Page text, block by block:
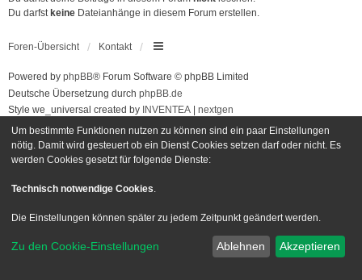
Du darfst keine Dateianhänge in diesem Forum erstellen.
Foren-Übersicht Kontakt
Powered by phpBB® Forum Software © phpBB Limited
Deutsche Übersetzung durch phpBB.de
Style we_universal created by INVENTEA
nextgen
Datenschutz
| Nutzungsbedingungen
Um bestimmte Funktionen nutzen zu können sind ein paar Einstellungen
nötig. Damit wird gesteuert ob ein Dienst Cookies setzen darf oder nicht. Es
werden Cookies gesetzt für folgende Dienste:
Technisch notwendige Cookies.
Die Einstellungen können später zu jedem Zeitpunkt geändert werden.
Zu den Cookie-Einstellungen Ablehnen Akzeptieren